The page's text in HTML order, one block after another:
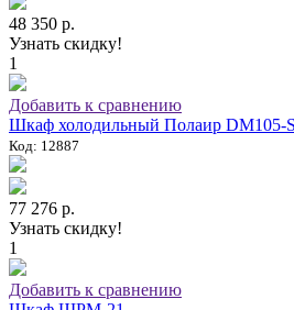
48 350 р.
Узнать скидку!
1
Добавить к сравнению
Шкаф холодильный Полаир
Код: 12887
77 276 р.
Узнать скидку!
1
Добавить к сравнению